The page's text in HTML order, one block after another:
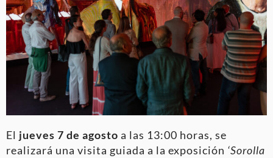
El jueves 7 de agosto a las 13:00 horas, se
realizará una visita guiada a la exposición ‘Sorolla